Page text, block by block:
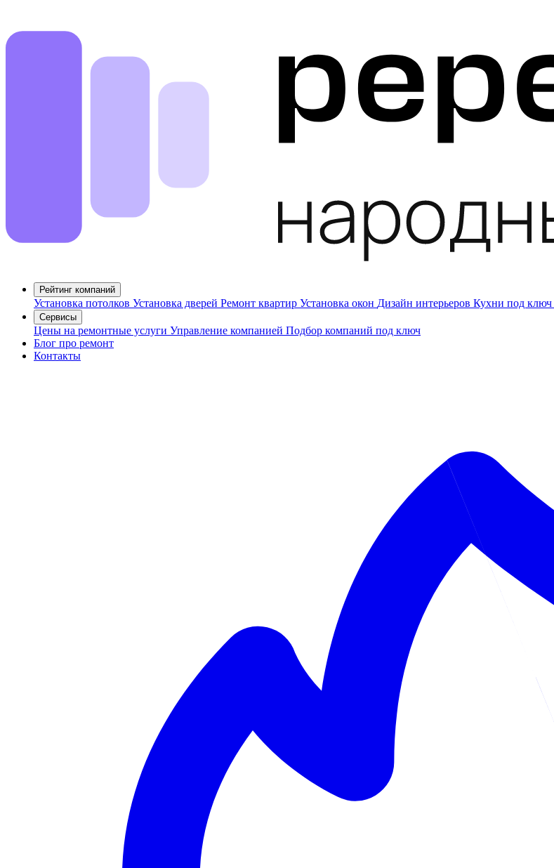
Рейтинг компаний
Установка потолков Установка дверей Ремонт квартир Установка окон Дизайн интерьеров Кухни под ключ
Сервисы
Цены на ремонтные услуги Управление компанией Подбор компаний под ключ
Блог про ремонт
Контакты